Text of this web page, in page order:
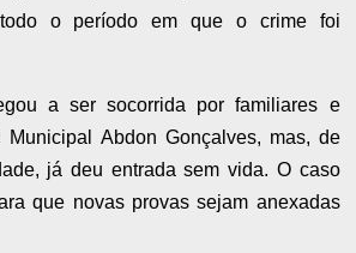
o período em que o crime foi
a ser socorrida por familiares e
Municipal Abdon Gonçalves, mas, de
já deu entrada sem vida. O caso
que novas provas sejam anexadas